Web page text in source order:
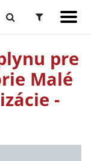
pre
Malé
-